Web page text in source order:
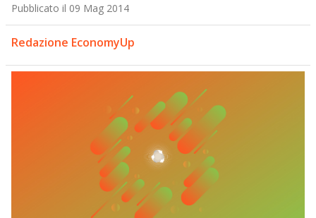
Pubblicato il 09 Mag 2014
Redazione EconomyUp